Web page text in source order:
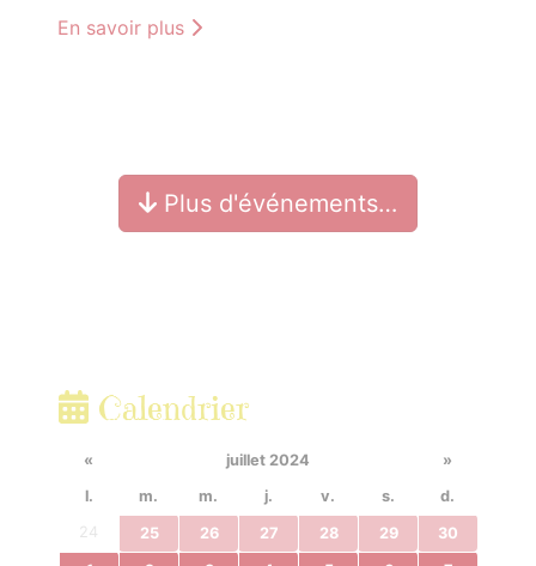
En savoir plus
Plus d'événements…
Calendrier
« juillet 2024
»
l.
m. m. j. v. s.
d.
24
25 26 27 28 29 30